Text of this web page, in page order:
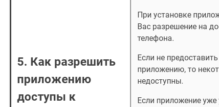
5. Как разрешить
приложению
доступы к
При установке
Вас разрешение на
телефона.
Если не
приложению, то
недоступны.
Если приложение уже